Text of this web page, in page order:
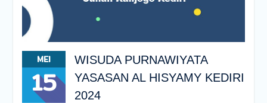
MEI
15
WISUDA PURNAWIYATA
YASASAN AL HISYAMY KEDIRI
2024